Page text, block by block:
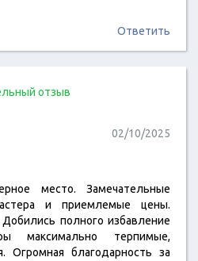
Ответить
отзыв
02/10/2025
место. Замечательные
и приемлемые цены.
полного избавление
максимально терпимые,
Огромная благодарность за